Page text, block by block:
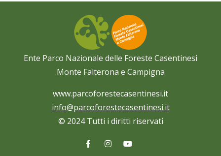
Ente Parco Nazionale delle Foreste Casentinesi
Monte Falterona e Campigna
www.parcoforestecasentinesi.it
info@parcoforestecasentinesi.it
© 2024 Tutti i diritti riservati